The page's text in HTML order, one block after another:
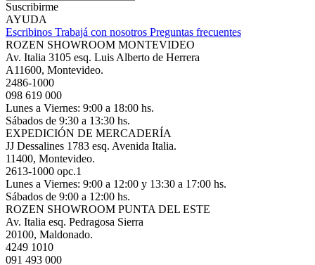
Suscribirme
AYUDA
Escribinos Trabajá con nosotros Preguntas frecuentes
ROZEN SHOWROOM MONTEVIDEO
Av. Italia 3105 esq. Luis Alberto de Herrera
A11600, Montevideo.
2486-1000
098 619 000
Lunes a Viernes: 9:00 a 18:00 hs.
Sábados de 9:30 a 13:30 hs.
EXPEDICIÓN DE MERCADERÍA
JJ Dessalines 1783 esq. Avenida Italia.
11400, Montevideo.
2613-1000 opc.1
Lunes a Viernes: 9:00 a 12:00 y 13:30 a 17:00 hs.
Sábados de 9:00 a 12:00 hs.
ROZEN SHOWROOM PUNTA DEL ESTE
Av. Italia esq. Pedragosa Sierra
20100, Maldonado.
4249 1010
091 493 000